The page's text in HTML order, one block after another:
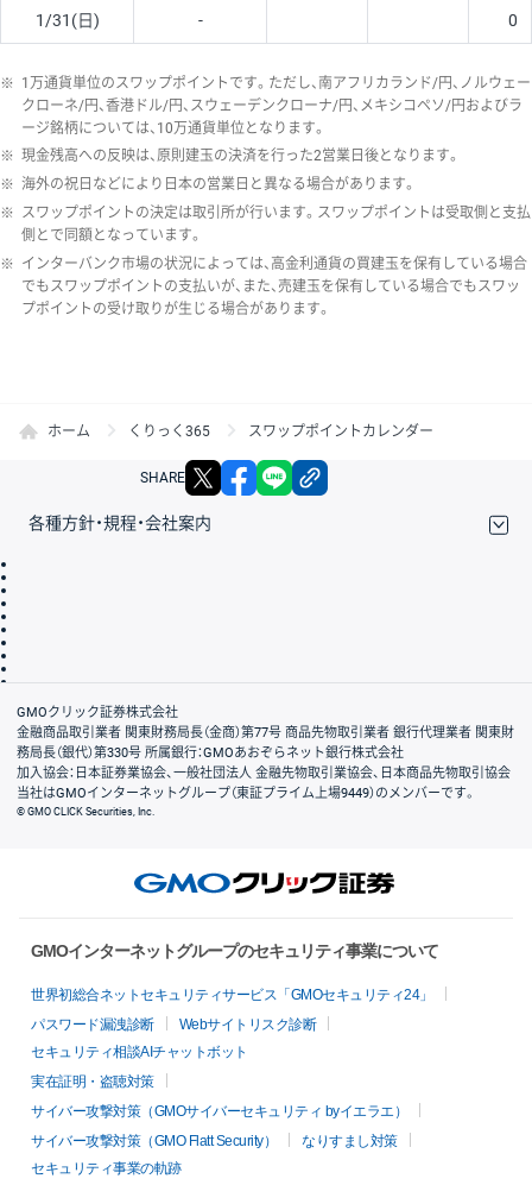
1/31(日) - 0
※ 1万通貨単位のスワップポイントです。ただし、南アフリカランド/円、ノルウェー
クローネ/円、香港ドル/円、スウェーデンクローナ/円、メキシコペソ/円およびラ
ージ銘柄については、10万通貨単位となります。
※ 現金残高への反映は、原則建玉の決済を行った2営業日後となります。
※ 海外の祝日などにより日本の営業日と異なる場合があります。
※ スワップポイントの決定は取引所が行います。スワップポイントは受取側と支払
側とで同額となっています。
※ インターバンク市場の状況によっては、高金利通貨の買建玉を保有している場合
でもスワップポイントの支払いが、また、売建玉を保有している場合でもスワッ
プポイントの受け取りが生じる場合があります。
ホーム くりっく365 スワップポイントカレンダー
SHARE X facebook
各種方針・規程・会社案内
会社案内
GMOクリック証券株式会社
金融商品取引業者 関東財務局長（金商）第77号 商品先物取引業者 銀行代理業者 関東財
務局長（銀代）第330号 所属銀行：GMOあおぞらネット銀行株式会社
加入協会：日本証券業協会、一般社団法人 金融先物取引業協会、日本商品先物取引協会
当社はGMOインターネットグループ（東証プライム上場9449）のメンバーです。
© GMO CLICK Securities, Inc.
GMOインターネットグループのセキュリティ事業について
世界初総合ネットセキュリティサービス「GMOセキュリティ24」
パスワード漏洩診断
Webサイトリスク診断
セキュリティ相談AIチャットボット
実在証明・盗聴対策
サイバー攻撃対策（GMOサイバーセキュリティ byイエラエ）
サイバー攻撃対策（GMO Flatt Security）
なりすまし対策
セキュリティ事業の軌跡